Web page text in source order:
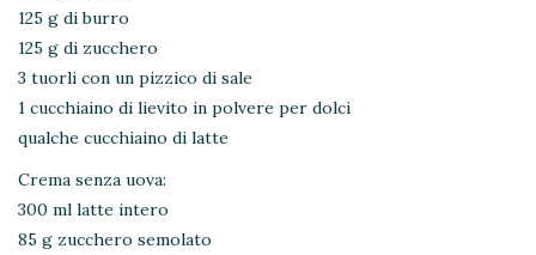
125 g di burro
125 g di zucchero
3 tuorli con un pizzico di sale
1 cucchiaino di lievito in polvere per dolci
qualche cucchiaino di latte
Crema senza uova:
300 ml latte intero
85 g zucchero semolato